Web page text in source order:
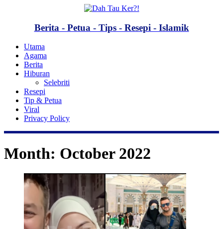
Berita - Petua - Tips - Resepi - Islamik
Utama
Agama
Berita
Hiburan
Selebriti
Resepi
Tip & Petua
Viral
Privacy Policy
Month: October 2022